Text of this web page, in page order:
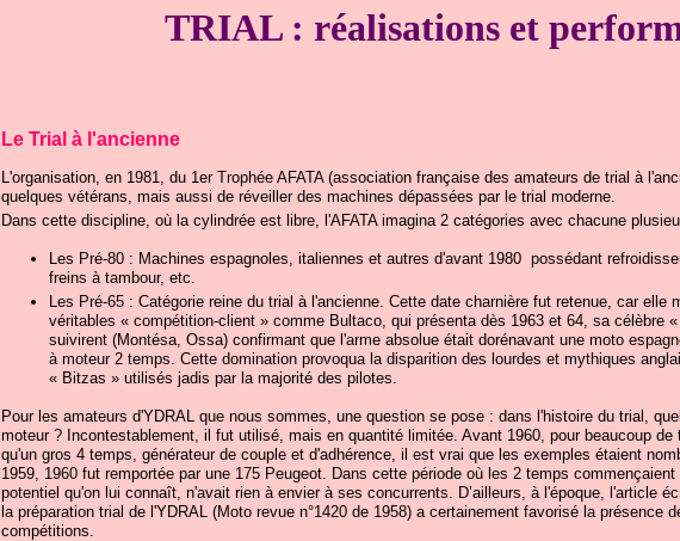
TRIAL : réalisations et
Le Trial à l'ancienne
L'organisation, en 1981, du 1er Trophée AFATA (association française des amateurs de trial à
quelques vétérans, mais aussi de réveiller des machines dépassées par le trial moderne.
Dans cette discipline, où la cylindrée est libre, l'AFATA imagina 2 catégories avec chacune
Les Pré-80 : Machines espagnoles, italiennes et autres d'avant 1980 possédant
freins à tambour, etc.
Les Pré-65 : Catégorie reine du trial à l'ancienne. Cette date charnière fut retenue, car elle
véritables « compétition-client » comme Bultaco, qui présenta dès 1963 et 64, sa célèbre
suivirent (Montésa, Ossa) confirmant que l'arme absolue était dorénavant une moto
à moteur 2 temps. Cette domination provoqua la disparition des lourdes et mythiques
« Bitzas » utilisés jadis par la majorité des pilotes.
Pour les amateurs d'YDRAL que nous sommes, une question se pose : dans l'histoire du trial,
moteur ? Incontestablement, il fut utilisé, mais en quantité limitée. Avant 1960, pour beaucoup
qu'un gros 4 temps, générateur de couple et d'adhérence, il est vrai que les exemples étaient
1959, 1960 fut remportée par une 175 Peugeot. Dans cette période où les 2 temps
potentiel qu'on lui connaît, n'avait rien à envier à ses concurrents. D’ailleurs, à l'époque, l'article
la préparation trial de l'YDRAL (Moto revue n°1420 de 1958) a certainement favorisé la présence
compétitions.